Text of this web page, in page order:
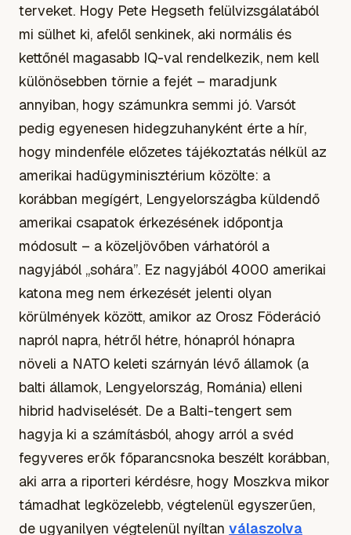
terveket. Hogy Pete Hegseth felülvizsgálatából
mi sülhet ki, afelől senkinek, aki normális és
kettőnél magasabb IQ-val rendelkezik, nem kell
különösebben törnie a fejét – maradjunk
annyiban, hogy számunkra semmi jó. Varsót
pedig egyenesen hidegzuhanyként érte a hír,
hogy mindenféle előzetes tájékoztatás nélkül az
amerikai hadügyminisztérium közölte: a
korábban megígért, Lengyelországba küldendő
amerikai csapatok érkezésének időpontja
módosult – a közeljövőben várhatóról a
nagyjából „sohára”. Ez nagyjából 4000 amerikai
katona meg nem érkezését jelenti olyan
körülmények között, amikor az Orosz Föderáció
napról napra, hétről hétre, hónapról hónapra
növeli a NATO keleti szárnyán lévő államok (a
balti államok, Lengyelország, Románia) elleni
hibrid hadviselését. De a Balti-tengert sem
hagyja ki a számításból, ahogy arról a svéd
fegyveres erők főparancsnoka beszélt korábban,
aki arra a riporteri kérdésre, hogy Moszkva mikor
támadhat legközelebb, végtelenül egyszerűen,
de ugyanilyen végtelenül nyíltan válaszolva